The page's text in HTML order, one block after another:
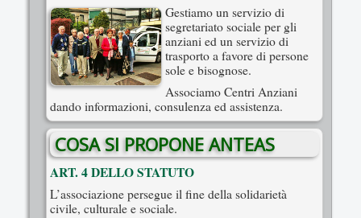
Gestiamo un servizio di
segretariato sociale per gli
anziani ed un servizio di
trasporto a favore di persone
sole e bisognose.
Associamo Centri Anziani
dando informazioni, consulenza ed assistenza.
COSA SI PROPONE ANTEAS
ART. 4 DELLO STATUTO
L’associazione persegue il fine della solidarietà
civile, culturale e sociale.